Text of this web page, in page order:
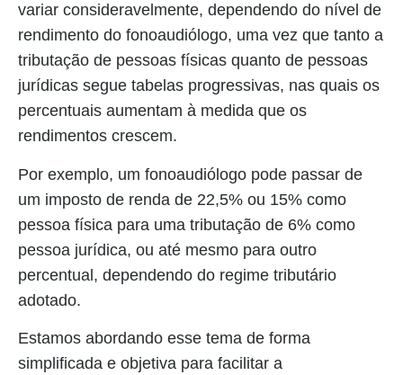
variar consideravelmente, dependendo do nível de
rendimento do fonoaudiólogo, uma vez que tanto a
tributação de pessoas físicas quanto de pessoas
jurídicas segue tabelas progressivas, nas quais os
percentuais aumentam à medida que os
rendimentos crescem.
Por exemplo, um fonoaudiólogo pode passar de
um imposto de renda de 22,5% ou 15% como
pessoa física para uma tributação de 6% como
pessoa jurídica, ou até mesmo para outro
percentual, dependendo do regime tributário
adotado.
Estamos abordando esse tema de forma
simplificada e objetiva para facilitar a